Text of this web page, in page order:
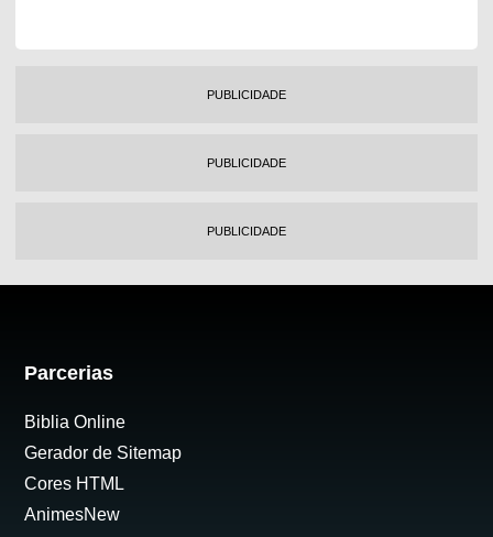
PUBLICIDADE
PUBLICIDADE
PUBLICIDADE
Parcerias
Biblia Online
Gerador de Sitemap
Cores HTML
AnimesNew